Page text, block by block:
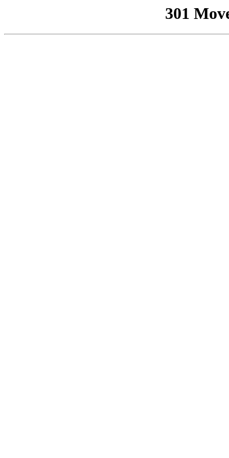
301